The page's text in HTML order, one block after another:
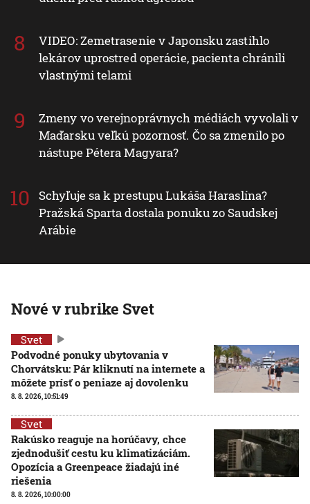
VIDEO: Zemetrasenie v Japonsku zastihlo
lekárov uprostred operácie, pacienta chránili
vlastnými telami
Zmeny vo verejnoprávnych médiách vyvolali v
Maďarsku veľkú pozornosť. Čo sa zmenilo po
nástupe Pétera Magyara?
Schyľuje sa k prestupu Lukáša Haraslína?
Pražská Sparta dostala ponuku zo Saudskej
Arábie
Nové v rubrike Svet
Svet
Podvodné ponuky ubytovania v
Chorvátsku: Pár kliknutí na internete a
môžete prísť o peniaze aj dovolenku
8. 8. 2026, 10:51:49
Svet
Rakúsko reaguje na horúčavy, chce
zjednodušiť cestu ku klimatizáciám.
Opozícia a Greenpeace žiadajú iné
riešenia
8. 8. 2026, 10:00:00